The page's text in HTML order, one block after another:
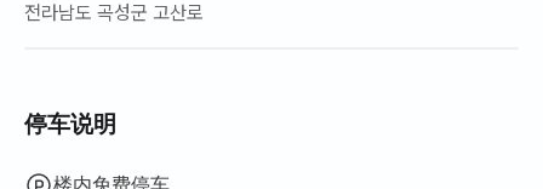
전라남도 곡성군 고산로
停车说明